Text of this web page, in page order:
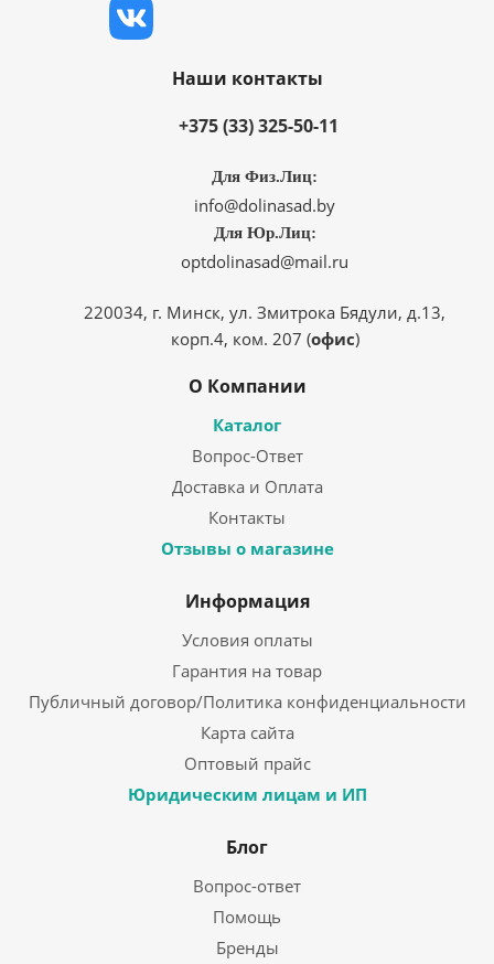
Наши контакты
+375 (33) 325-50-11
Для Физ.Лиц:
info@dolinasad.by
Для Юр.Лиц:
optdolinasad@mail.ru
220034, г. Минск, ул. Змитрока Бядули, д.13,
корп.4, ком. 207 (офис)
О Компании
Каталог
Вопрос-Ответ
Доставка и Оплата
Контакты
Отзывы о магазине
Информация
Условия оплаты
Гарантия на товар
Публичный договор/Политика конфиденциальности
Карта сайта
Оптовый прайс
Юридическим лицам и ИП
Блог
Вопрос-ответ
Помощь
Бренды